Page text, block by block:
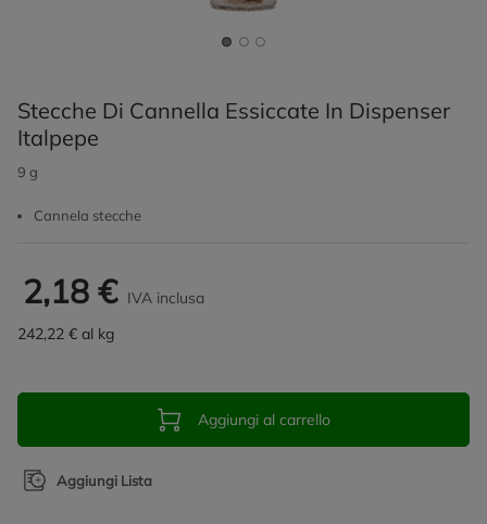
Stecche Di Cannella Essiccate In Dispenser
Italpepe
9 g
Cannela stecche
2,18 € IVA inclusa
242,22 € al kg
Aggiungi al carrello
Aggiungi Lista